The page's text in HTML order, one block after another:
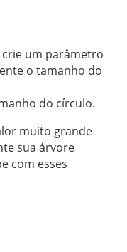
um parâmetro
o tamanho do
do círculo.
muito grande
sua árvore
com esses